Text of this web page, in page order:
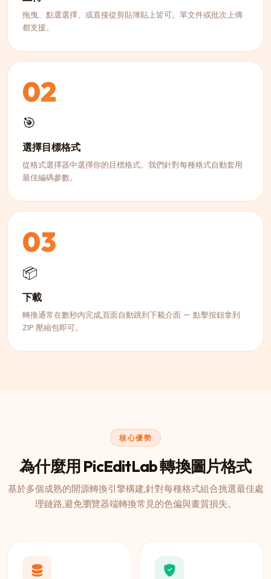
拖曳、點選選擇、或直接從剪貼簿貼上皆可。單文件或批次上傳
都支援。
02
🎯
選擇目標格式
從格式選擇器中選擇你的目標格式。我們針對每種格式自動套用
最佳編碼參數。
03
📦
下載
轉換通常在數秒內完成,頁面自動跳到下載介面 — 點擊按鈕拿到
ZIP 壓縮包即可。
核心優勢
為什麼用 PicEditLab 轉換圖片格式
基於多個成熟的開源轉換引擎構建,針對每種格式組合挑選最佳處
理鏈路,避免瀏覽器端轉換常見的色偏與畫質損失。